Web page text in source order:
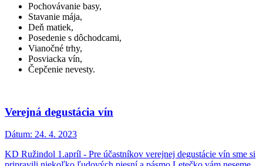
Pochovávanie basy,
Stavanie mája,
Deň matiek,
Posedenie s dôchodcami,
Vianočné trhy,
Posviacka vín,
Čepčenie nevesty.
Verejná degustácia vín
Dátum: 24. 4. 2023
KD Ružindol 1.apríl - Pre účastníkov verejnej degustácie vín sme si